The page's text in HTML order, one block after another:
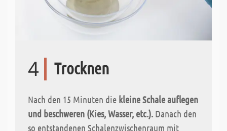
4 Trocknen
Nach den 15 Minuten die kleine Schale auflegen
und beschweren (Kies, Wasser, etc.). Danach den
so entstandenen Schalenzwischenraum mit